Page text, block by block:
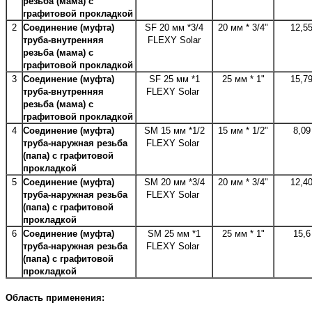
графитовой прокладкой
2 Соединение (муфта)
труба-внутренняя
резьба (мама) c
графитовой прокладкой
SF 20 мм *3/4
FLEXY Solar
20 мм * 3/4" 12,55
3 Соединение (муфта)
труба-внутренняя
резьба (мама) c
графитовой прокладкой
SF 25 мм *1
FLEXY Solar
25 мм * 1" 15,79
4 Соединение (муфта)
труба-наружная резьба
(папа) c графитовой
прокладкой
SM 15 мм *1/2
FLEXY Solar
15 мм * 1/2" 8,09
5 Соединение (муфта)
труба-наружная резьба
(папа) c графитовой
прокладкой
SM 20 мм *3/4
FLEXY Solar
20 мм * 3/4" 12,40
6 Соединение (муфта)
труба-наружная резьба
(папа) c графитовой
прокладкой
SM 25 мм *1
FLEXY Solar
25 мм * 1" 15,6
Область применения: